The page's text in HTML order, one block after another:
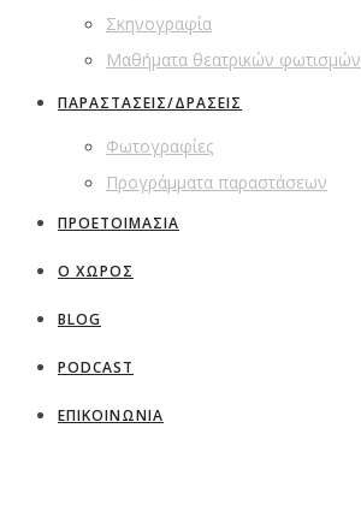
Σκηνογραφία
Μαθήματα θεατρικών φωτισμών
ΠΑΡΑΣΤΑΣΕΙΣ/ΔΡΑΣΕΙΣ
Φωτογραφίες
Προγράμματα παραστάσεων
ΠΡΟΕΤΟΙΜΑΣΙΑ
Ο ΧΩΡΟΣ
BLOG
PODCAST
ΕΠΙΚΟΙΝΩΝΙΑ